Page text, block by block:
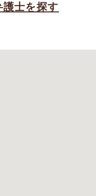
士を探す